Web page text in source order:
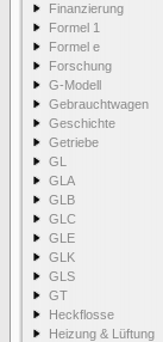
Finanzierung
Formel 1
Formel e
Forschung
G-Modell
Gebrauchtwagen
Geschichte
Getriebe
GL
GLA
GLB
GLC
GLE
GLK
GLS
GT
Heckflosse
Heizung & Lüftung